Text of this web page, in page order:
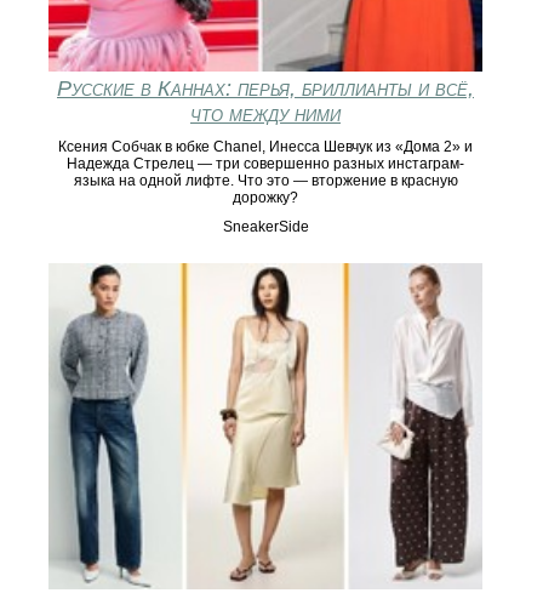
Русские в Каннах: перья, бриллианты и всё,
что между ними
Ксения Собчак в юбке Chanel, Инесса Шевчук из «Дома 2» и
Надежда Стрелец — три совершенно разных инстаграм-
языка на одной лифте. Что это — вторжение в красную
дорожку?
SneakerSide